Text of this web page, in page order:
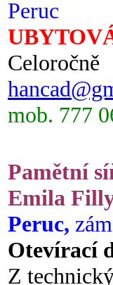
Peruc
Celoročně
mob. 777
Pamětní
Emila
Peruc,
Otevírací
Z